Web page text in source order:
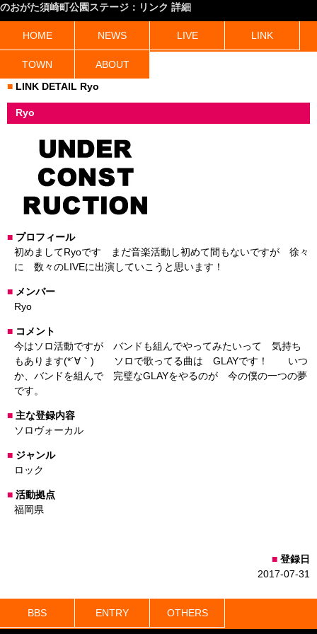
のおがた須崎町公園ステージ：リンク 詳細
HOME NEWS LIVE LINK
TOWN
ABOUT
LINK DETAIL Ryo
Ryo
プロフィール
初めましてRyoです まだ音楽活動し初めて間もないですが 徐々
に 数々のLIVEに出演していこうと思います！
メンバー
Ryo
コメント
今はソロ活動ですが バンドも組んでやってみたいって 気持ち
もあります(*´∀｀) ソロで歌ってる曲は GLAYです！ いつ
か、バンドを組んで 完璧なGLAYをやるのが 今の僕の一つの夢
です。
主な登録内容
ソロヴォーカル
ジャンル
ロック
活動拠点
福岡県
登録日
2017-07-31
BBS ENTRY OTHERS